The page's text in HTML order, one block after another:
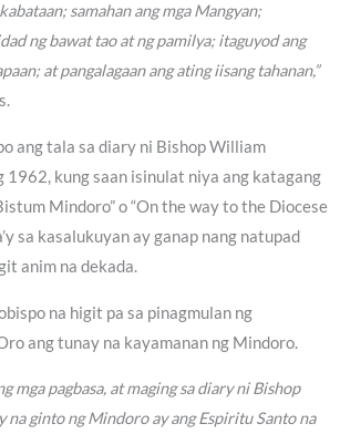
samahan ang mga Mangyan;
ng bawat tao at ng pamilya; itaguyod ang
at pangalagaan ang ating iisang tahanan,”
ang tala sa diary ni Bishop William
1962, kung saan isinulat niya ang katagang
Mindoro” o “On the way to the Diocese
sa kasalukuyan ay ganap nang natupad
anim na dekada.
na higit pa sa pinagmulan ng
ang tunay na kayamanan ng Mindoro.
mga pagbasa, at maging sa diary ni Bishop
na ginto ng Mindoro ay ang Espiritu Santo na